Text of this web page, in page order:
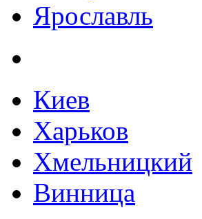
Ярославль
Киев
Харьков
Хмельницкий
Винница